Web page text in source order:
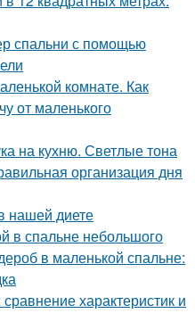
спальни с помощью
комнате. Как
от маленького
на кухню. Светлые тона
организация дня
нашей диете
в спальне небольшого
в маленькой спальне:
характеристик и